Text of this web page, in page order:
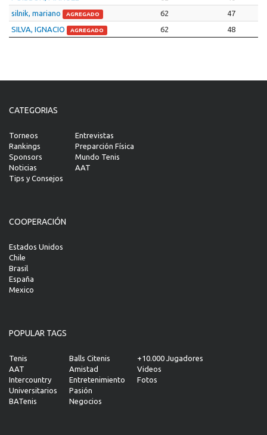
silnik, mariano
AGREGADO 62
47
SILVA, IGNACIO
AGREGADO 62 48
CATEGORIAS
Torneos
Rankings
Sponsors
Noticias
Tips y Consejos
Entrevistas
Preparción Física
Mundo Tenis
AAT
COOPERACIÓN
Estados Unidos
Chile
Brasil
España
Mexico
POPULAR TAGS
Tenis
AAT
Intercountry
Universitarios
BATenis
Balls Citenis
Amistad
Entretenimiento
Pasión
Negocios
+10.000 Jugadores
Videos
Fotos